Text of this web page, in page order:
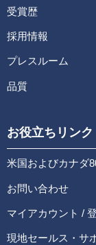
受賞歴
採用情報
プレスルーム
品質
お役立ちリンク
米国およびカナダ
お問い合わせ
マイアカウント /
現地セールス・サ